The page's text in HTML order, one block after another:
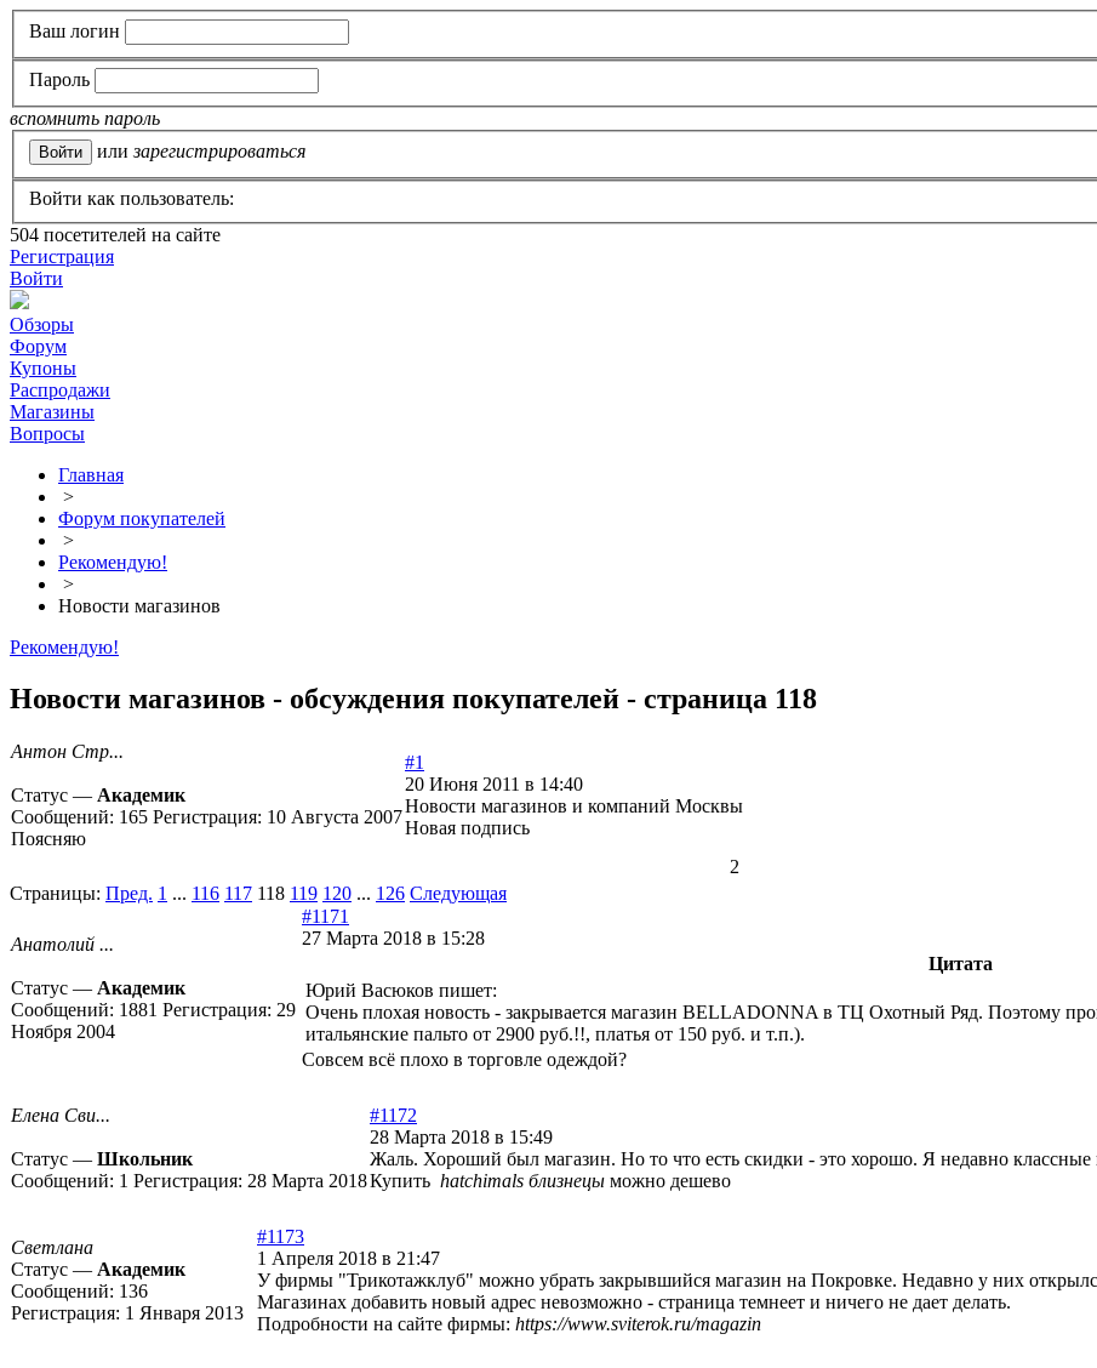
Ваш логин
Пароль
вспомнить пароль
или зарегистрироваться
Войти как пользователь:
504 посетителей на сайте
Регистрация
Войти
Обзоры
Форум
Купоны
Распродажи
Магазины
Вопросы
Главная
>
Форум покупателей
>
Рекомендую!
>
Новости магазинов
Рекомендую!
Новости магазинов - обсуждения покупателей - страница 118
Антон Стр...
Статус — Академик
Сообщений: 165 Регистрация: 10 Августа 2007
Поясняю
#1
20 Июня 2011 в 14:40
Новости магазинов и компаний Москвы
Новая подпись
2
Страницы: Пред. 1 ... 116 117 118 119 120 ... 126 Следующая
Анатолий ...
Статус — Академик
Сообщений: 1881 Регистрация: 29
Ноября 2004
#1171
27 Марта 2018 в 15:28
Цитата
Юрий Васюков пишет:
Очень плохая новость - закрывается магазин BELLADONNA в ТЦ Охотный Ряд. Поэтому
итальянские пальто от 2900 руб.!!, платья от 150 руб. и т.п.).
Совсем всё плохо в торговле одеждой?
Елена Сви...
Статус — Школьник
Сообщений: 1 Регистрация: 28 Марта 2018
#1172
28 Марта 2018 в 15:49
Жаль. Хороший был магазин. Но то что есть скидки - это хорошо. Я недавно
Купить hatchimals близнецы можно дешево
Светлана
Статус — Академик
Сообщений: 136
Регистрация: 1 Января 2013
#1173
1 Апреля 2018 в 21:47
У фирмы "Трикотажклуб" можно убрать закрывшийся магазин на Покровке. Недавно у них
Магазинах добавить новый адрес невозможно - страница темнеет и ничего не дает делать.
Подробности на сайте фирмы: https://www.sviterok.ru/magazin